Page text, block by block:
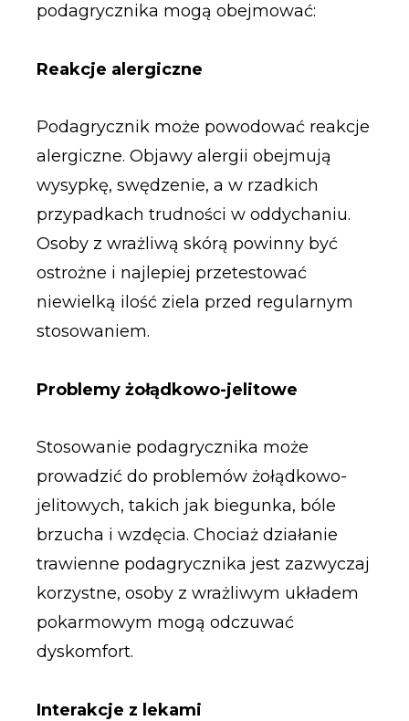
podagrycznika mogą obejmować:
Reakcje alergiczne
Podagrycznik może powodować reakcje
alergiczne. Objawy alergii obejmują
wysypkę, swędzenie, a w rzadkich
przypadkach trudności w oddychaniu.
Osoby z wrażliwą skórą powinny być
ostrożne i najlepiej przetestować
niewielką ilość ziela przed regularnym
stosowaniem.
Problemy żołądkowo-jelitowe
Stosowanie podagrycznika może
prowadzić do problemów żołądkowo-
jelitowych, takich jak biegunka, bóle
brzucha i wzdęcia. Chociaż działanie
trawienne podagrycznika jest zazwyczaj
korzystne, osoby z wrażliwym układem
pokarmowym mogą odczuwać
dyskomfort.
Interakcje z lekami